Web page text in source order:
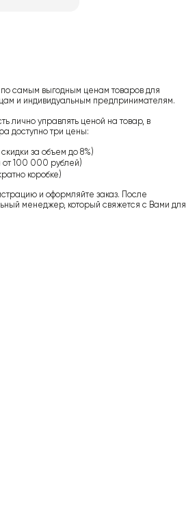
самым выгодным ценам товаров для
и индивидуальным предпринимателям.
лично управлять ценой на товар, в
доступно три цены:
за объем до 8%)
от 100 000 рублей)
коробке)
и оформляйте заказ. После
менеджер, который свяжется с Вами для